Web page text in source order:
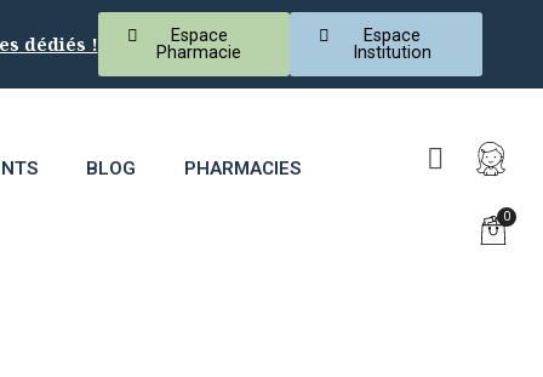
dédiés !
Espace
Pharmacie
Espace
Institution
BLOG PHARMACIES